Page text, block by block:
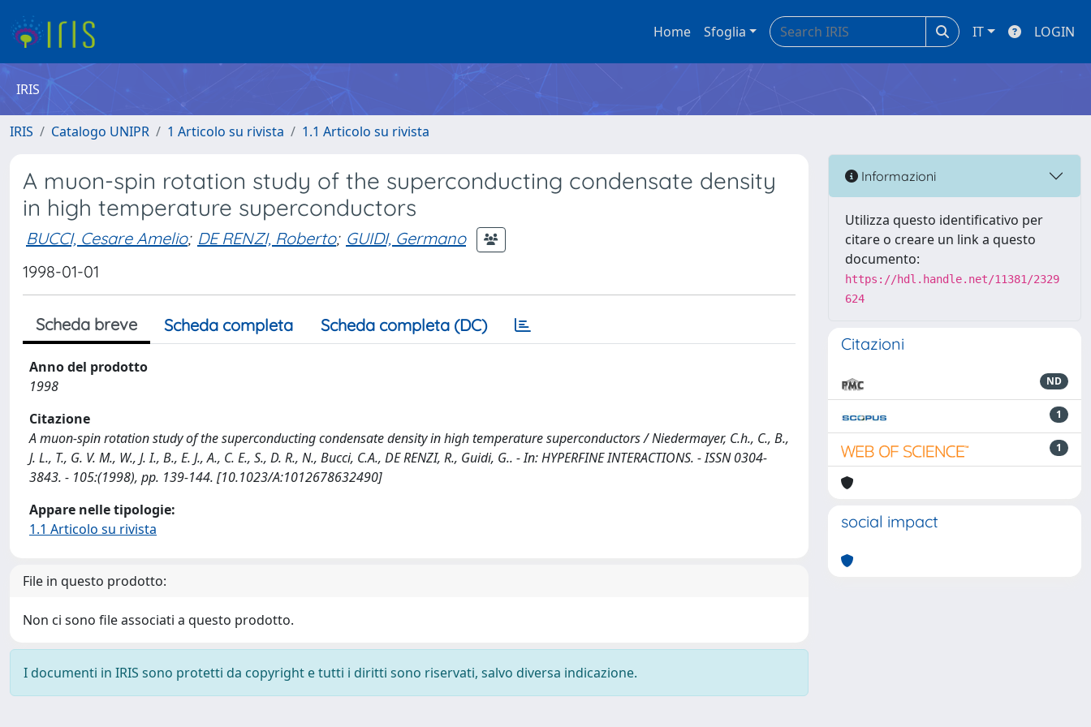
Home Sfoglia IT LOGIN
IRIS
IRIS Catalogo UNIPR 1 Articolo su rivista 1.1 Articolo su rivista
A muon-spin rotation study of the superconducting condensate density
in high temperature superconductors
BUCCI, Cesare Amelio; DE RENZI, Roberto; GUIDI, Germano
1998-01-01
Scheda breve Scheda completa Scheda completa (DC)
Anno del prodotto
1998
Citazione
A muon-spin rotation study of the superconducting condensate density in high temperature superconductors / Niedermayer, C.h., C., B.,
J. L., T., G. V. M., W., J. I., B., E. J., A., C. E., S., D. R., N., Bucci, C.A., DE RENZI, R., Guidi, G.. - In: HYPERFINE INTERACTIONS. - ISSN 0304-
3843. - 105:(1998), pp. 139-144. [10.1023/A:1012678632490]
Appare nelle tipologie:
1.1 Articolo su rivista
File in questo prodotto:
Non ci sono file associati a questo prodotto.
I documenti in IRIS sono protetti da copyright e tutti i diritti sono riservati, salvo diversa indicazione.
Informazioni
Utilizza questo identificativo per
citare o creare un link a questo
documento:
https://hdl.handle.net/11381/2329
624
Citazioni
ND
1
1
social impact